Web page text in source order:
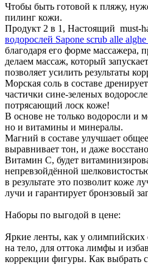
Чтобы быть готовой к пляжу,
пилинг кожи.
Продукт 2 в 1, Настоящий must-
водорослей Sapone scrub alle
благодаря его форме
делаем массаж, который
позволяет усилить результаты
Морская соль в составе
частички сине-зеленых
потрясающий лоск коже!
В основе не только водоросли и
но и витамины и минералы.
Магний в составе улучшает
выравнивает тон, и даже
Витамин С, будет
непревзойдённой
в результате это позволит коже
лучи и гарантирует бронзовый
Наборы по выгодой в цене:
Яркие ленты, как у олимпийских
на тело, для оттока лимфы и
коррекции фигуры. Как выбрать